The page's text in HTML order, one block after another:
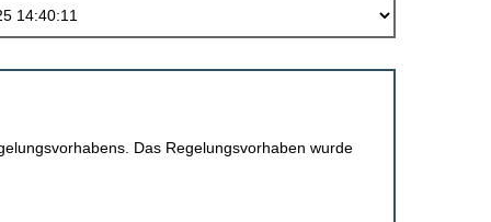
Das Regelungsvorhaben wurde